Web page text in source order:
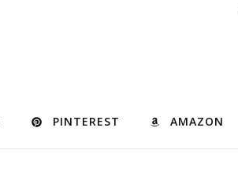
PINTEREST AMAZON